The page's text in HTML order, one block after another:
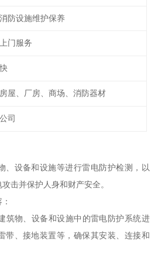
消防设施维护保养
上门服务
房屋、厂房、商场、消防器材
公司
、设备和设施等进行雷电防护检测，以
击并保护人身和财产安全。
筑物、设备和设施中的雷电防护系统进
带、接地装置等，确保其安装、连接和